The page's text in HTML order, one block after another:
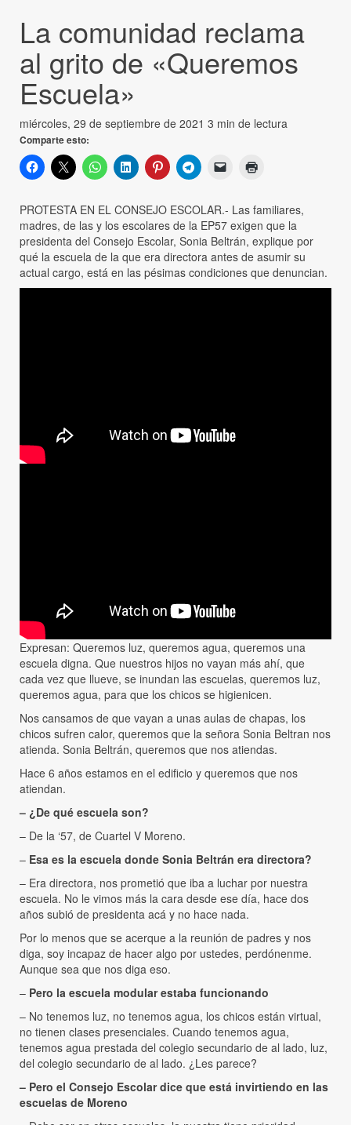
La comunidad reclama
al grito de «Queremos
Escuela»
miércoles, 29 de septiembre de 2021 3 min de lectura
Comparte esto:
PROTESTA EN EL CONSEJO ESCOLAR.- Las familiares,
madres, de las y los escolares de la EP57 exigen que la
presidenta del Consejo Escolar, Sonia Beltrán, explique por
qué la escuela de la que era directora antes de asumir su
actual cargo, está en las pésimas condiciones que denuncian.
Expresan: Queremos luz, queremos agua, queremos una
escuela digna. Que nuestros hijos no vayan más ahí, que
cada vez que llueve, se inundan las escuelas, queremos luz,
queremos agua, para que los chicos se higienicen.
Nos cansamos de que vayan a unas aulas de chapas, los
chicos sufren calor, queremos que la señora Sonia Beltran nos
atienda. Sonia Beltrán, queremos que nos atiendas.
Hace 6 años estamos en el edificio y queremos que nos
atiendan.
– ¿De qué escuela son?
– De la ‘57, de Cuartel V Moreno.
– Esa es la escuela donde Sonia Beltrán era directora?
– Era directora, nos prometió que iba a luchar por nuestra
escuela. No le vimos más la cara desde ese día, hace dos
años subió de presidenta acá y no hace nada.
Por lo menos que se acerque a la reunión de padres y nos
diga, soy incapaz de hacer algo por ustedes, perdónenme.
Aunque sea que nos diga eso.
– Pero la escuela modular estaba funcionando
– No tenemos luz, no tenemos agua, los chicos están virtual,
no tienen clases presenciales. Cuando tenemos agua,
tenemos agua prestada del colegio secundario de al lado, luz,
del colegio secundario de al lado. ¿Les parece?
– Pero el Consejo Escolar dice que está invirtiendo en las
escuelas de Moreno